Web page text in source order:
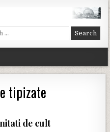
tipizate
de cult